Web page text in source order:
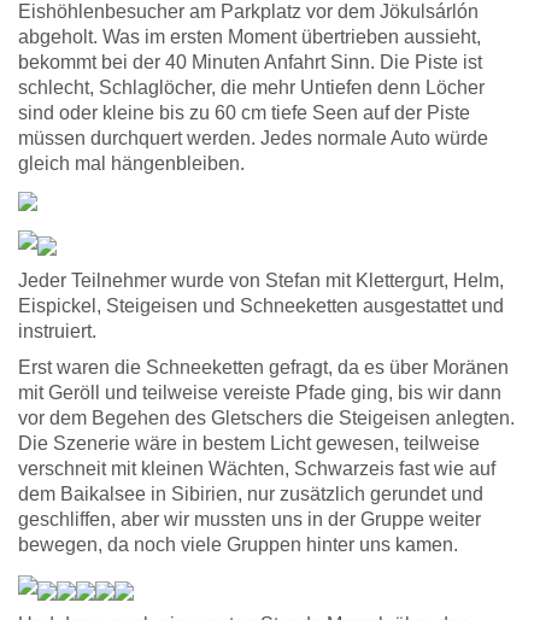
Eishöhlenbesucher am Parkplatz vor dem Jökulsárlón
abgeholt. Was im ersten Moment übertrieben aussieht,
bekommt bei der 40 Minuten Anfahrt Sinn. Die Piste ist
schlecht, Schlaglöcher, die mehr Untiefen denn Löcher
sind oder kleine bis zu 60 cm tiefe Seen auf der Piste
müssen durchquert werden. Jedes normale Auto würde
gleich mal hängenbleiben.
Jeder Teilnehmer wurde von Stefan mit Klettergurt, Helm,
Eispickel, Steigeisen und Schneeketten ausgestattet und
instruiert.
Erst waren die Schneeketten gefragt, da es über Moränen
mit Geröll und teilweise vereiste Pfade ging, bis wir dann
vor dem Begehen des Gletschers die Steigeisen anlegten.
Die Szenerie wäre in bestem Licht gewesen, teilweise
verschneit mit kleinen Wächten, Schwarzeis fast wie auf
dem Baikalsee in Sibirien, nur zusätzlich gerundet und
geschliffen, aber wir mussten uns in der Gruppe weiter
bewegen, da noch viele Gruppen hinter uns kamen.